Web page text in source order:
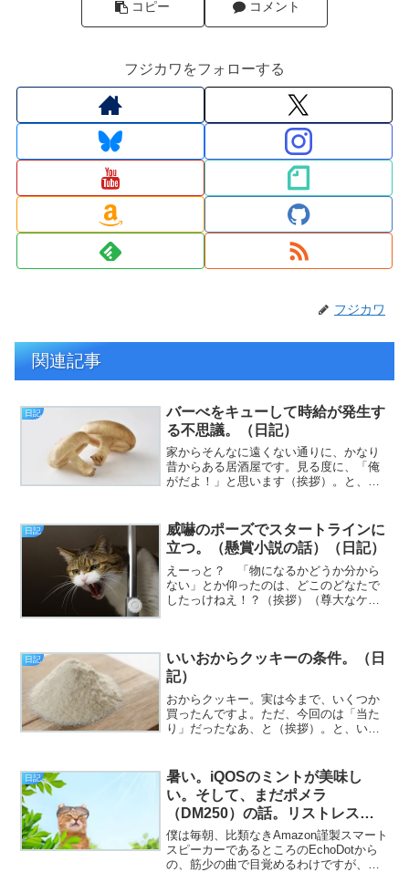
コピー コメント
フジカワをフォローする
フジカワ
関連記事
日記
バーべをキューして時給が発生す
る不思議。（日記）
家からそんなに遠くない通りに、かなり
昔からある居酒屋です。見る度に、「俺
がだよ！」と思います（挨拶）。と、い
と思ったものの、やはり目的がない水曜
日、皆様...
日記
威嚇のポーズでスタートラインに
立つ。（懸賞小説の話）（日記）
えーっと？ 「物になるかどうか分から
ない」とか仰ったのは、どこのどなたで
したっけねえ！？（挨拶）（尊大なケン
ょうか。今なら空だって飛...
日記
いいおからクッキーの条件。（日
記）
おからクッキー。実は今まで、いくつか
買ったんですよ。ただ、今回のは「当た
り」だったなあ、と（挨拶）。と、いう
値がﾋｬｯﾊｰ!（201mg）だった金曜日、皆
様いかがお過ご...
日記
暑い。iQOSのミントが美味し
い。そして、まだポメラ
（DM250）の話。リストレスト
の重要性に気付くなど。（日記）
僕は毎朝、比類なきAmazon謹製スマート
スピーカーであるところのEchoDotから
の、筋少の曲で目覚めるわけですが、選